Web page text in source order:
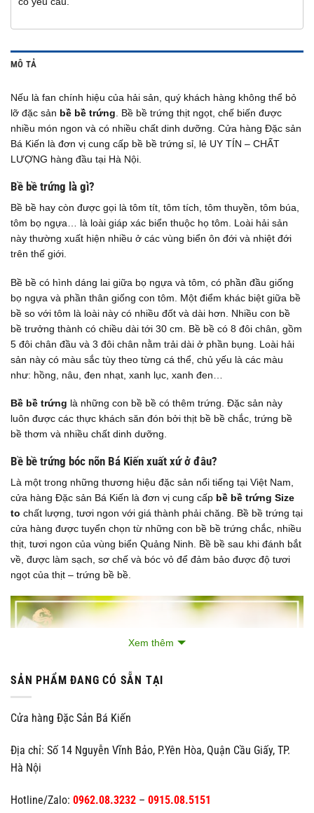
MÔ TẢ
Nếu là fan chính hiệu của hải sản, quý khách hàng không thể bỏ
lỡ đặc sản bề bề trứng . Bề bề trứng thịt ngọt, chế biến được
nhiều món ngon và có nhiều chất dinh dưỡng. Cửa hàng Đặc sản
Bá Kiến là đơn vị cung cấp bề bề trứng sỉ, lẻ UY TÍN – CHẤT
LƯỢNG hàng đầu tại Hà Nội.
Bề bề trứng là gì?
Bề bề hay còn được gọi là tôm tít, tôm tích, tôm thuyền, tôm búa,
tôm bọ ngựa… là loài giáp xác biển thuộc họ tôm. Loài hải sản
này thường xuất hiện nhiều ở các vùng biển ôn đới và nhiệt đới
trên thế giới.
Bề bề có hình dáng lai giữa bọ ngựa và tôm, có phần đầu giống
bọ ngựa và phần thân giống con tôm. Một điểm khác biệt giữa bề
bề so với tôm là loài này có nhiều đốt và dài hơn. Nhiều con bề
bề trưởng thành có chiều dài tới 30 cm. Bề bề có 8 đôi chân, gồm
5 đôi chân đầu và 3 đôi chân nằm trải dài ở phần bụng. Loài hải
sản này có màu sắc tùy theo từng cá thể, chủ yếu là các màu
như: hồng, nâu, đen nhạt, xanh lục, xanh đen…
Bề bề trứng là những con bề bề có thêm trứng. Đặc sản này
luôn được các thực khách săn đón bởi thịt bề bề chắc, trứng bề
bề thơm và nhiều chất dinh dưỡng.
Bề bề trứng bóc nõn Bá Kiến xuất xứ ở đâu?
Là một trong những thương hiệu đặc sản nổi tiếng tại Việt Nam,
cửa hàng Đặc sản Bá Kiến là đơn vị cung cấp bề bề trứng Size
to chất lượng, tươi ngon với giá thành phải chăng. Bề bề trứng tại
cửa hàng được tuyển chọn từ những con bề bề trứng chắc, nhiều
thịt, tươi ngon của vùng biển Quảng Ninh. Bề bề sau khi đánh bắt
về, được làm sạch, sơ chế và bóc vỏ để đảm bảo được độ tươi
ngọt của thịt – trứng bề bề.
Xem thêm
SẢN PHẨM ĐANG CÓ SẴN TẠI
Cửa hàng Đặc Sản Bá Kiến
Địa chỉ: Số 14 Nguyễn Vĩnh Bảo, P.Yên Hòa, Quận Cầu Giấy, TP.
Hà Nội
Hotline/Zalo: 0962.08.3232 – 0915.08.5151